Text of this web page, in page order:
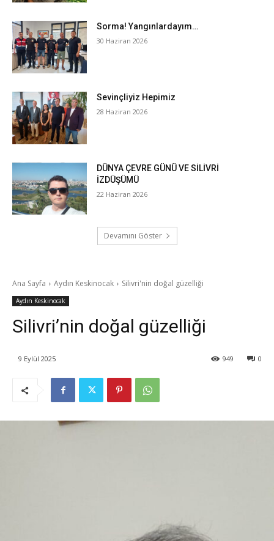
Sorma! Yangınlardayım…
30 Haziran 2026
Sevinçliyiz Hepimiz
28 Haziran 2026
DÜNYA ÇEVRE GÜNÜ VE SİLİVRİ
İZDÜŞÜMÜ
22 Haziran 2026
Devamını Göster